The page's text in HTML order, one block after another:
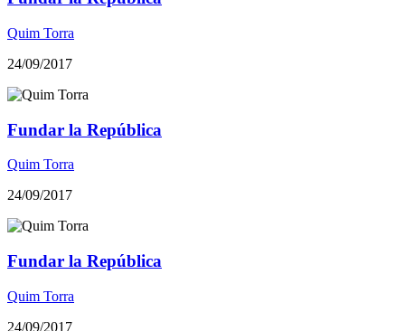
Quim Torra
24/09/2017
Fundar la República
Quim Torra
24/09/2017
Fundar la República
Quim Torra
24/09/2017